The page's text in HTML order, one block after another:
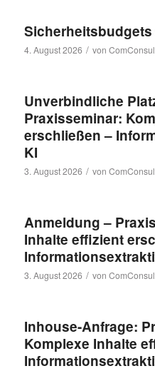
4. August 2026 / von
Unverbindliche
Praxisseminar:
erschließen –
KI
3. August 2026 / von
Anmeldung –
Inhalte effizient
3. August 2026 / von
Inhouse-Anfrage:
Komplexe Inhalte